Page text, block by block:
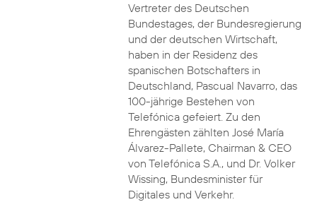
Vertreter des Deutschen
Bundestages, der Bundesregierung
und der deutschen Wirtschaft,
haben in der Residenz des
spanischen Botschafters in
Deutschland, Pascual Navarro, das
100-jährige Bestehen von
Telefónica gefeiert. Zu den
Ehrengästen zählten José María
Álvarez-Pallete, Chairman & CEO
von Telefónica S.A., und Dr. Volker
Wissing, Bundesminister für
Digitales und Verkehr.